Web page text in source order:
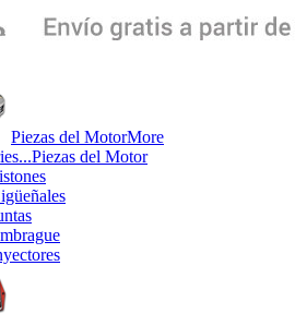
Piezas del MotorMore
Piezas del Motor